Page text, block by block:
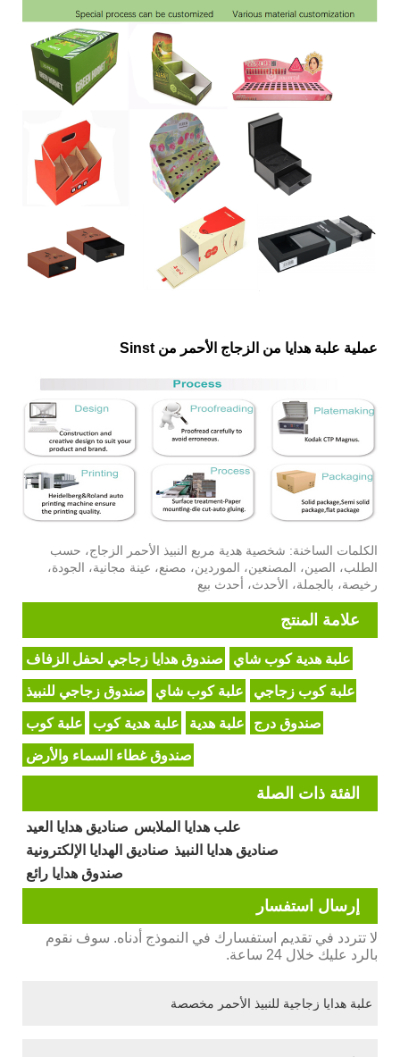
عملية علبة هدايا من الزجاج الأحمر من Sinst
الكلمات الساخنة: شخصية هدية مربع النبيذ الأحمر الزجاج، حسب
الطلب، الصين، المصنعين، الموردين، مصنع، عينة مجانية، الجودة،
رخيصة، بالجملة، الأحدث، أحدث بيع
علامة المنتج
صندوق هدايا زجاجي لحفل الزفاف علبة هدية كوب شاي
صندوق زجاجي للنبيذ علبة كوب شاي علبة كوب زجاجي
علبة كوب علبة هدية كوب علبة هدية صندوق درج
صندوق غطاء السماء والأرض
الفئة ذات الصلة
صناديق هدايا العيد علب هدايا الملابس
صناديق الهدايا الإلكترونية صناديق هدايا النبيذ
صندوق هدايا رائع
إرسال استفسار
لا تتردد في تقديم استفسارك في النموذج أدناه. سوف نقوم
بالرد عليك خلال 24 ساعة.